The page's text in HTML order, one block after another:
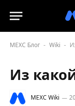
MEXC Блог - Wiki -
Из
MEXC Wiki